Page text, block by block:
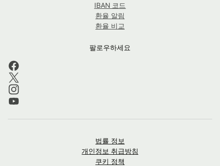
IBAN 코드
환율 알림
환율 비교
팔로우하세요
법률 정보
개인정보 취급방침
쿠키 정책